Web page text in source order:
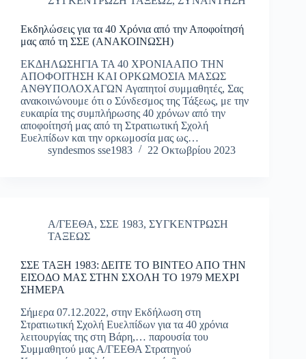
Εκδηλώσεις για τα 40 Χρόνια από την Αποφοίτησή
μας από τη ΣΣΕ (ΑΝΑΚΟΙΝΩΣΗ)
ΕΚΔΗΛΩΣΗΓΙΑ ΤΑ 40 ΧΡΟΝΙΑΑΠΟ ΤΗΝ
ΑΠΟΦΟΙΤΗΣΗ ΚΑΙ ΟΡΚΩΜΟΣΙΑ ΜΑΣΩΣ
ΑΝΘΥΠΟΛΟΧΑΓΩΝ Αγαπητοί συμμαθητές, Σας
ανακοινώνουμε ότι ο Σύνδεσμος της Τάξεως, με την
ευκαιρία της συμπλήρωσης 40 χρόνων από την
αποφοίτησή μας από τη Στρατιωτική Σχολή
Ευελπίδων και την ορκωμοσία μας ως…
syndesmos sse1983
22 Οκτωβρίου 2023
Α/ΓΕΕΘΑ, ΣΣΕ 1983, ΣΥΓΚΕΝΤΡΩΣΗ
ΤΑΞΕΩΣ
ΣΣΕ ΤΑΞΗ 1983: ΔΕΙΤΕ ΤΟ ΒΙΝΤΕΟ ΑΠΟ ΤΗΝ
ΕΙΣΟΔΟ ΜΑΣ ΣΤΗΝ ΣΧΟΛΗ ΤΟ 1979 ΜΕΧΡΙ
ΣΗΜΕΡΑ
Σήμερα 07.12.2022, στην Εκδήλωση στη
Στρατιωτική Σχολή Ευελπίδων για τα 40 χρόνια
λειτουργίας της στη Βάρη,… παρουσία του
Συμμαθητού μας Α/ΓΕΕΘΑ Στρατηγού